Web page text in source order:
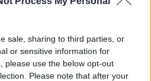
sale, sharing to third parties, or
or sensitive information for
please use the below opt-out
Please note that after your
per il territorio e
possono già iniziare a
pronti a vivere nuove
sulle sponde delBosforo.